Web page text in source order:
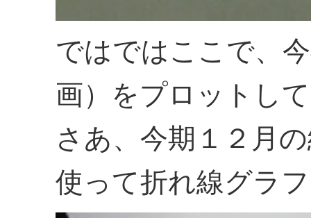
ではではここで、
画）をプロットし
さあ、今期１２月
使って折れ線グラ